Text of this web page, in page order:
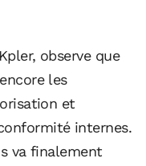
observe que
les
et
internes.
va finalement